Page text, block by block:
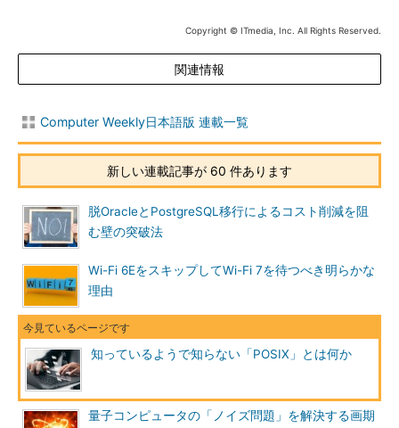
Copyright © ITmedia, Inc. All Rights Reserved.
関連情報
Computer Weekly日本語版 連載一覧
新しい連載記事が 60 件あります
脱OracleとPostgreSQL移行によるコスト削減を阻
む壁の突破法
Wi-Fi 6EをスキップしてWi-Fi 7を待つべき明らかな
理由
知っているようで知らない「POSIX」とは何か
量子コンピュータの「ノイズ問題」を解決する画期